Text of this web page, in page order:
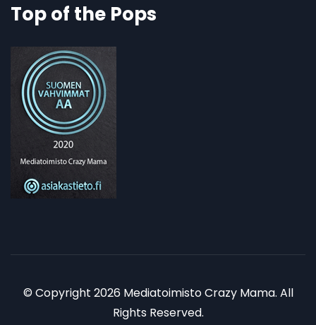
Top of the Pops
© Copyright 2026 Mediatoimisto Crazy Mama. All
Rights Reserved.